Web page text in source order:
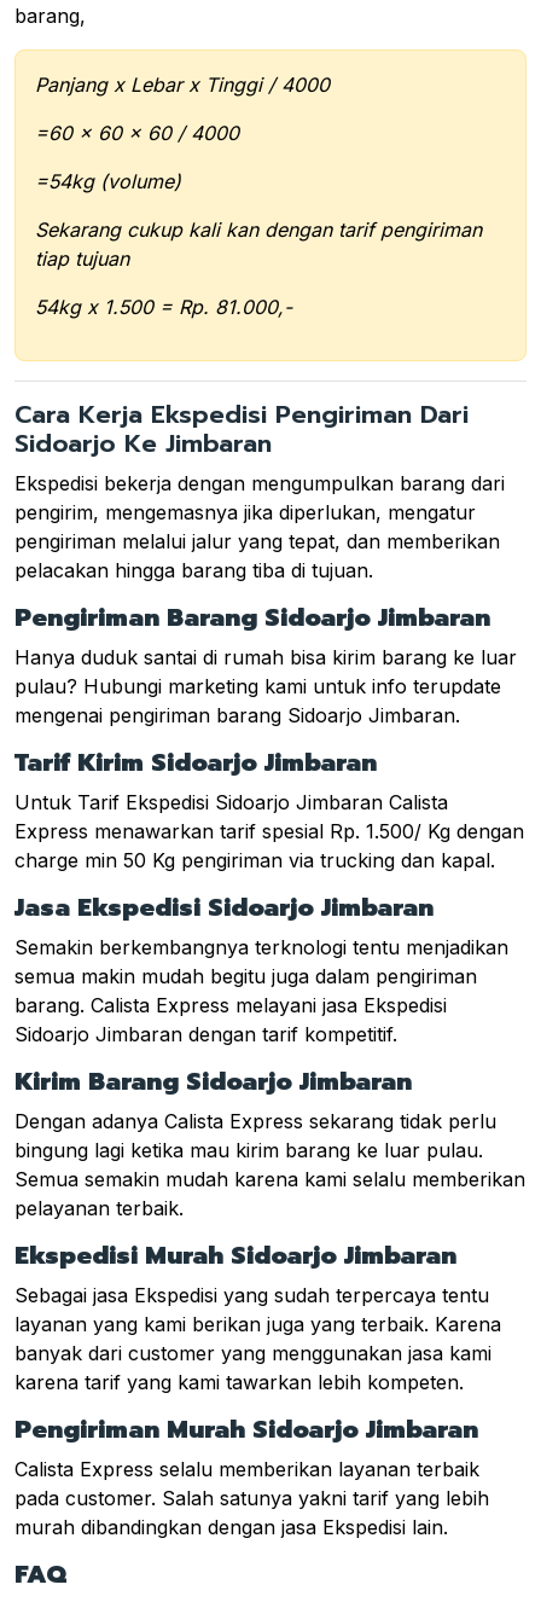
barang,
Panjang x Lebar x Tinggi / 4000
=60 x 60 x 60 / 4000
=54kg (volume)
Sekarang cukup kali kan dengan tarif pengiriman
tiap tujuan
54kg x 1.500 = Rp. 81.000,-
Cara Kerja Ekspedisi Pengiriman Dari
Sidoarjo Ke Jimbaran
Ekspedisi bekerja dengan mengumpulkan barang dari
pengirim, mengemasnya jika diperlukan, mengatur
pengiriman melalui jalur yang tepat, dan memberikan
pelacakan hingga barang tiba di tujuan.
Pengiriman Barang Sidoarjo Jimbaran
Hanya duduk santai di rumah bisa kirim barang ke luar
pulau? Hubungi marketing kami untuk info terupdate
mengenai pengiriman barang Sidoarjo Jimbaran.
Tarif Kirim Sidoarjo Jimbaran
Untuk Tarif Ekspedisi Sidoarjo Jimbaran Calista
Express menawarkan tarif spesial Rp. 1.500/ Kg dengan
charge min 50 Kg pengiriman via trucking dan kapal.
Jasa Ekspedisi Sidoarjo Jimbaran
Semakin berkembangnya terknologi tentu menjadikan
semua makin mudah begitu juga dalam pengiriman
barang. Calista Express melayani jasa Ekspedisi
Sidoarjo Jimbaran dengan tarif kompetitif.
Kirim Barang Sidoarjo Jimbaran
Dengan adanya Calista Express sekarang tidak perlu
bingung lagi ketika mau kirim barang ke luar pulau.
Semua semakin mudah karena kami selalu memberikan
pelayanan terbaik.
Ekspedisi Murah Sidoarjo Jimbaran
Sebagai jasa Ekspedisi yang sudah terpercaya tentu
layanan yang kami berikan juga yang terbaik. Karena
banyak dari customer yang menggunakan jasa kami
karena tarif yang kami tawarkan lebih kompeten.
Pengiriman Murah Sidoarjo Jimbaran
Calista Express selalu memberikan layanan terbaik
pada customer. Salah satunya yakni tarif yang lebih
murah dibandingkan dengan jasa Ekspedisi lain.
FAQ